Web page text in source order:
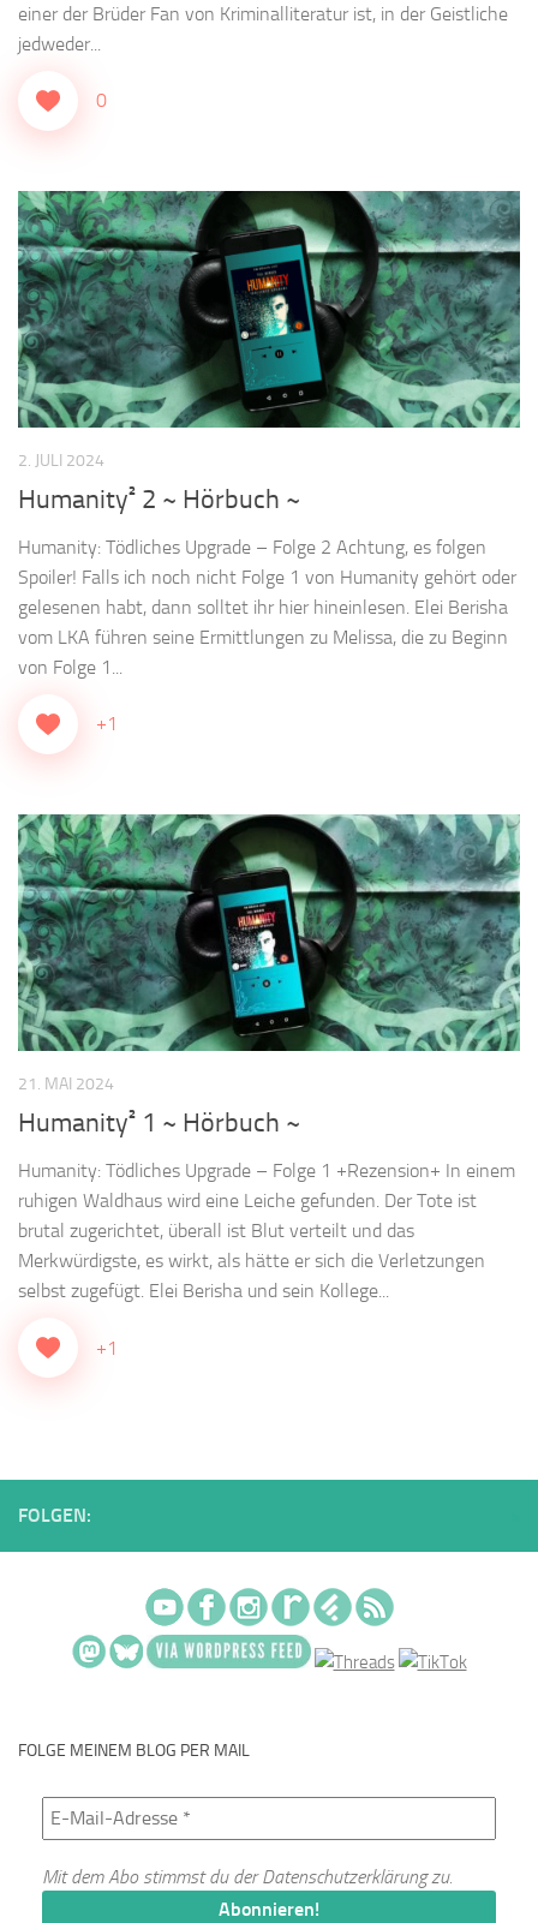
einer der Brüder Fan von Kriminalliteratur ist, in der Geistliche
jedweder...
0
2. JULI 2024
Humanity² 2 ~ Hörbuch ~
Humanity: Tödliches Upgrade – Folge 2 Achtung, es folgen
Spoiler! Falls ich noch nicht Folge 1 von Humanity gehört oder
gelesenen habt, dann solltet ihr hier hineinlesen. Elei Berisha
vom LKA führen seine Ermittlungen zu Melissa, die zu Beginn
von Folge 1...
+1
21. MAI 2024
Humanity² 1 ~ Hörbuch ~
Humanity: Tödliches Upgrade – Folge 1 +Rezension+ In einem
ruhigen Waldhaus wird eine Leiche gefunden. Der Tote ist
brutal zugerichtet, überall ist Blut verteilt und das
Merkwürdigste, es wirkt, als hätte er sich die Verletzungen
selbst zugefügt. Elei Berisha und sein Kollege...
+1
FOLGEN:
FOLGE MEINEM BLOG PER MAIL
Mit dem Abo stimmst du derDatenschutzerklärungzu.